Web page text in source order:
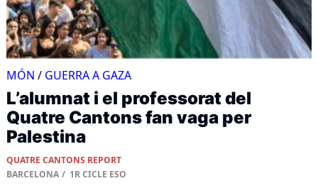
MÓN / GUERRA A GAZA
L’alumnat i el professorat del
Quatre Cantons fan vaga per
Palestina
QUATRE CANTONS REPORT
BARCELONA
1R CICLE ESO